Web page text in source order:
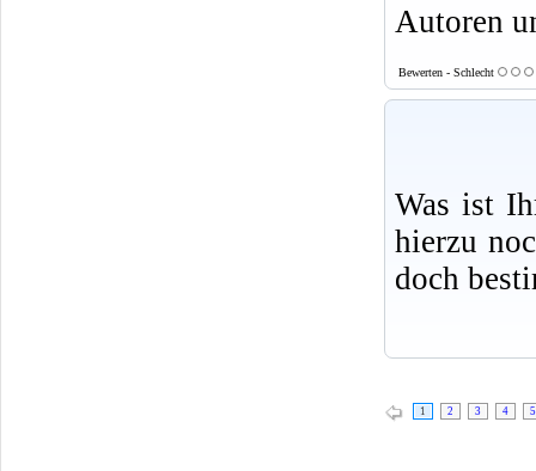
Autoren
Bewerten - Schlecht
Was ist
hierzu
doch
1 2 3 4 5